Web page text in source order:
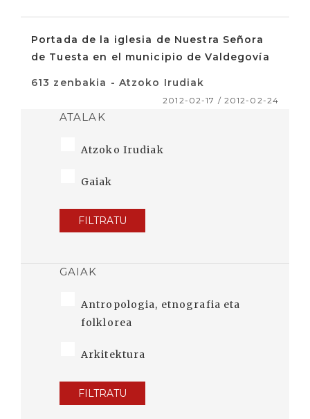
Portada de la iglesia de Nuestra Señora
de Tuesta en el municipio de Valdegovía
613 zenbakia - Atzoko Irudiak
2012-02-17 / 2012-02-24
ATALAK
Atzoko Irudiak
Gaiak
FILTRATU
GAIAK
Antropologia, etnografia eta
folklorea
Arkitektura
FILTRATU